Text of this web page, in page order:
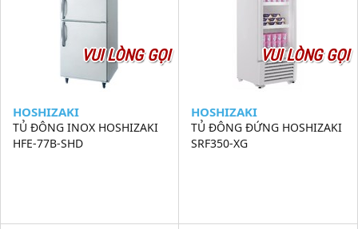
VUI LÒNG GỌI
HOSHIZAKI
TỦ ĐÔNG INOX HOSHIZAKI
HFE-77B-SHD
VUI LÒNG GỌI
HOSHIZAKI
TỦ ĐÔNG ĐỨNG HOSHIZAKI
SRF350-XG